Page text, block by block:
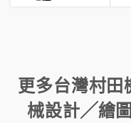
更多台灣村田
械設計╱繪